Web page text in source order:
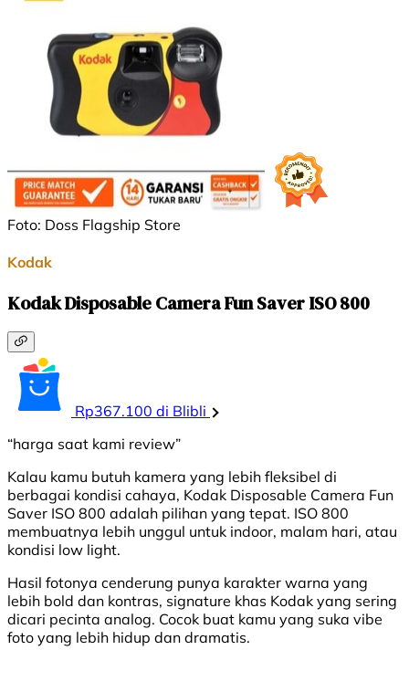
Foto: Doss Flagship Store
Kodak
Kodak Disposable Camera Fun Saver ISO 800
Rp367.100 di Blibli
“harga saat kami review”
Kalau kamu butuh kamera yang lebih fleksibel di
berbagai kondisi cahaya, Kodak Disposable Camera Fun
Saver ISO 800 adalah pilihan yang tepat. ISO 800
membuatnya lebih unggul untuk indoor, malam hari, atau
kondisi low light.
Hasil fotonya cenderung punya karakter warna yang
lebih bold dan kontras, signature khas Kodak yang sering
dicari pecinta analog. Cocok buat kamu yang suka vibe
foto yang lebih hidup dan dramatis.